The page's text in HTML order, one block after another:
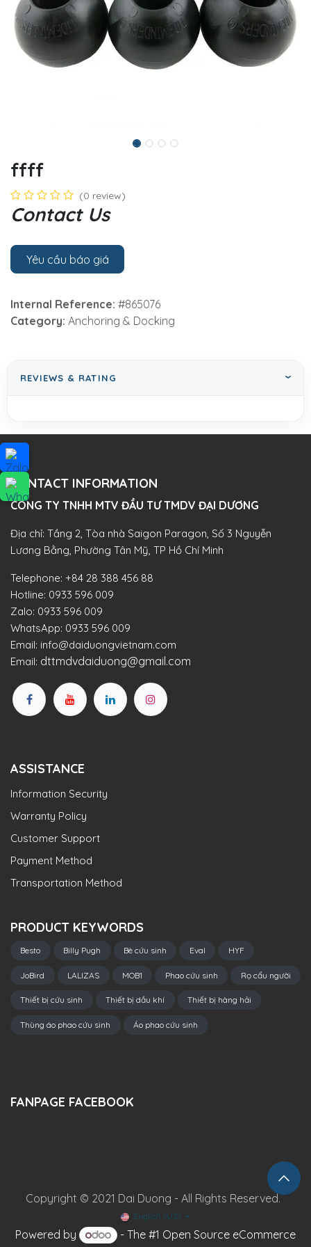
ffff
(0 review)
Contact Us
Yêu cầu báo giá
Internal Reference: #865076
Category: Anchoring & Docking
REVIEWS & RATING
CONTACT INFORMATION
CÔNG TY TNHH MTV ĐẦU TƯ TMDV ĐẠI DƯƠNG​
Địa chỉ: Tầng 2, Tòa nhà Saigon Paragon, Số 3 Nguyễn
Lương Bằng, Phường Tân Mỹ, TP Hồ Chí Minh
Telephone: +84 28 388 456 88
Hotline: 0933 596 009
Zalo: 0933 596 009
WhatsApp: 0933 596 009
Email: info@daiduongvietnam.com
Email: dttmdvdaiduong@gmail.com
ASSISTANCE
Information Security
Warranty Policy
Customer Support
Payment Method
Transportation Method
PRODUCT KEYWORDS
Besto Billy Pugh Bè cứu sinh Eval HYF
JoBird LALIZAS MOB1 Phao cứu sinh Rọ cẩu người
Thiết bị cứu sinh Thiết bị dầu khí Thiết bị hàng hải
Thùng áo phao cứu sinh Áo phao cứu sinh
FANPAGE FACEBOOK
Copyright © 2021 Dai Duong - All Rights Reserved.
English (US)
Powered by - The #1 Open Source eCommerce